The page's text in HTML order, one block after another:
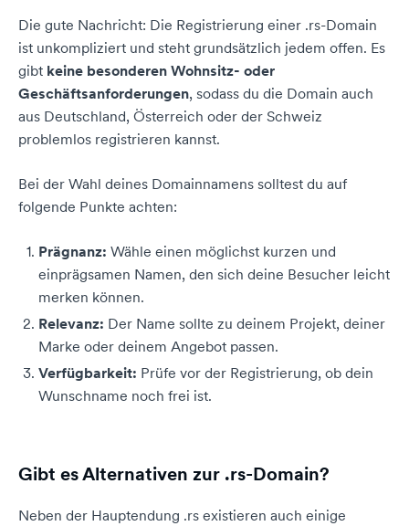
Die gute Nachricht: Die Registrierung einer .rs-Domain
ist unkompliziert und steht grundsätzlich jedem offen. Es
gibt keine besonderen Wohnsitz- oder
Geschäftsanforderungen, sodass du die Domain auch
aus Deutschland, Österreich oder der Schweiz
problemlos registrieren kannst.
Bei der Wahl deines Domainnamens solltest du auf
folgende Punkte achten:
Prägnanz: Wähle einen möglichst kurzen und
einprägsamen Namen, den sich deine Besucher leicht
merken können.
Relevanz: Der Name sollte zu deinem Projekt, deiner
Marke oder deinem Angebot passen.
Verfügbarkeit: Prüfe vor der Registrierung, ob dein
Wunschname noch frei ist.
Gibt es Alternativen zur .rs-Domain?
Neben der Hauptendung .rs existieren auch einige